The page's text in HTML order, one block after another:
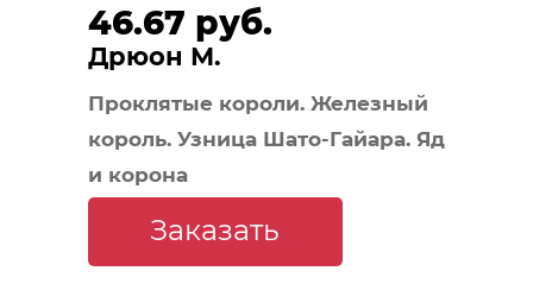
46.67 руб.
Дрюон М.
Проклятые короли. Железный
король. Узница Шато-Гайара. Яд
и корона
Заказать